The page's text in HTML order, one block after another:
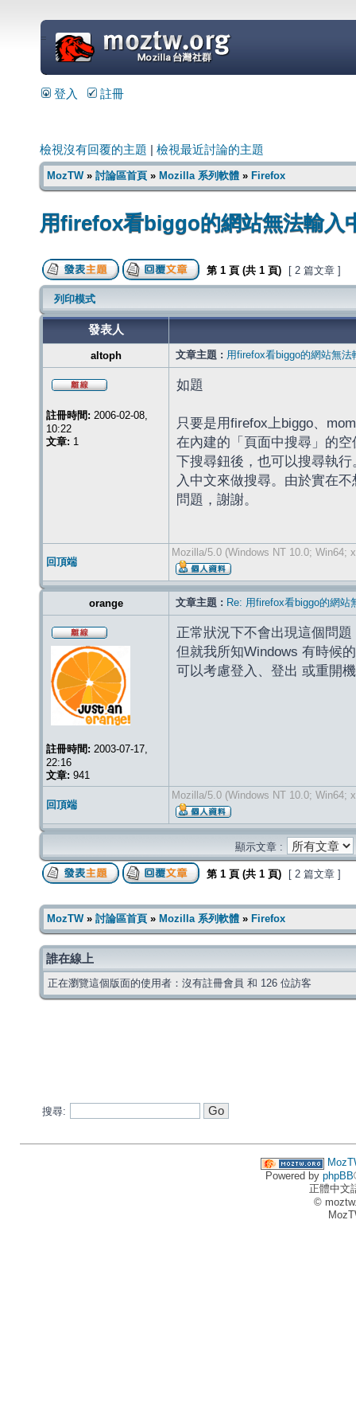
=
登入 註冊
檢視沒有回覆的主題 檢視最近討論的主題
MozTW» 討論區首頁 » Mozilla 系列軟體 » Firefox
用firefox看biggo的網站無法輸入
第 1 頁 (共 1 頁) [ 2 篇文章 ]
列印模式
發表人
altoph 文章主題 : 用firefox看biggo的網站無法
註冊時間: 2006-02-08,
10:22
文章: 1
如題
只要是用firefox上biggo、
在內建的「頁面中搜尋」的
下搜尋鈕後，也可以搜尋執
入中文來做搜尋。由於實在
問題，謝謝。
回頂端
Mozilla/5.0 (Windows NT 10.0; Win64;
orange 文章主題 : Re: 用firefox看biggo的網站
註冊時間: 2003-07-17,
22:16
文章: 941
正常狀況下不會出現這個問題
但就我所知Windows 有時候
可以考慮登入、登出 或重開
回頂端
Mozilla/5.0 (Windows NT 10.0; Win64;
顯示文章 :
第 1 頁 (共 1 頁) [ 2 篇文章 ]
MozTW» 討論區首頁 » Mozilla 系列軟體 » Firefox
誰在線上
正在瀏覽這個版面的使用者：沒有註冊會員 和 126 位訪客
搜尋:
Powered by phpBB
正體中文
©